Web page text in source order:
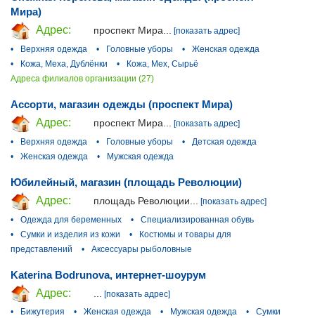
Мира)
Адрес:
проспект Мира... [показать адрес]
•
Верхняя одежда • Головные уборы •
Женская одежда
•
Кожа, Меха, Дублёнки •
Кожа, Мех, Сырьё
Адреса филиалов организации (27)
Ассорти, магазин одежды (проспект Мира)
Адрес:
проспект Мира...
[показать адрес]
•
Верхняя одежда • Головные уборы •
Детская одежда
•
Женская одежда • Мужская одежда
Юбилейный, магазин (площадь Революции)
Адрес:
площадь Революции...
[показать адрес]
•
Одежда для беременных •
Специализированная обувь
•
Сумки и изделия из кожи •
Костюмы и товары для
представлений
• Аксессуары рыболовные
Katerina Bodrunova, интернет-шоурум
Адрес:
[показать адрес]
•
Бижутерия • Женская одежда • Мужская одежда •
Сумки